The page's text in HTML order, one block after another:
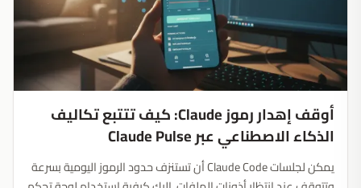
أوقف إهدار رموز Claude: كيف تتتبع تكاليف
الذكاء الاصطناعي عبر Claude Pulse
يمكن لجلسات Claude Code أن تستنزف حدود الرموز اليومية بسرعة